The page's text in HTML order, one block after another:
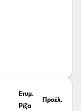
Ετυμ.
Ρίζα
Προέλ.